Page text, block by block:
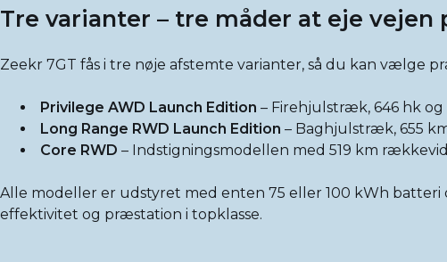
Tre varianter – tre måder at eje vejen
Zeekr 7GT fås i tre nøje afstemte varianter, så du kan vælge
Privilege AWD Launch Edition – Firehjulstræk, 646 hk
Long Range RWD Launch Edition – Baghjulstræk, 655
Core RWD – Indstigningsmodellen med 519 km
Alle modeller er udstyret med enten 75 eller 100 kWh
effektivitet og præstation i topklasse.